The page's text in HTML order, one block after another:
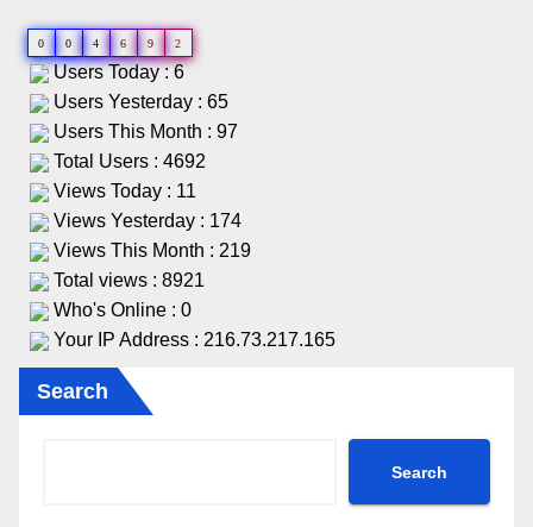
0 0 4 6 9 2
Users Today : 6
Users Yesterday : 65
Users This Month : 97
Total Users : 4692
Views Today : 11
Views Yesterday : 174
Views This Month : 219
Total views : 8921
Who's Online : 0
Your IP Address : 216.73.217.165
Search
Search